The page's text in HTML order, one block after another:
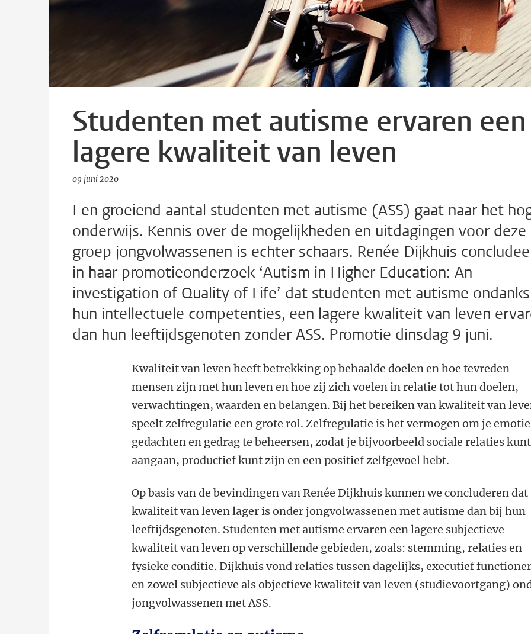
Studenten met autisme ervaren een
lagere kwaliteit van leven
09 juni 2020
Een groeiend aantal studenten met autisme (ASS) gaat naar het
onderwijs. Kennis over de mogelijkheden en uitdagingen voor deze
groep jongvolwassenen is echter schaars. Renée Dijkhuis
in haar promotieonderzoek ‘Autism in Higher Education: An
investigation of Quality of Life’ dat studenten met autisme ondanks
hun intellectuele competenties, een lagere kwaliteit van leven
dan hun leeftijdsgenoten zonder ASS. Promotie dinsdag 9 juni.
Kwaliteit van leven heeft betrekking op behaalde doelen en hoe tevreden
mensen zijn met hun leven en hoe zij zich voelen in relatie tot hun doelen,
verwachtingen, waarden en belangen. Bij het bereiken van kwaliteit van
speelt zelfregulatie een grote rol. Zelfregulatie is het vermogen om je
gedachten en gedrag te beheersen, zodat je bijvoorbeeld sociale relaties kunt
aangaan, productief kunt zijn en een positief zelfgevoel hebt.
Op basis van de bevindingen van Renée Dijkhuis kunnen we concluderen dat
kwaliteit van leven lager is onder jongvolwassenen met autisme dan bij hun
leeftijdsgenoten. Studenten met autisme ervaren een lagere subjectieve
kwaliteit van leven op verschillende gebieden, zoals: stemming, relaties en
fysieke conditie. Dijkhuis vond relaties tussen dagelijks, executief
en zowel subjectieve als objectieve kwaliteit van leven (studievoortgang)
jongvolwassenen met ASS.